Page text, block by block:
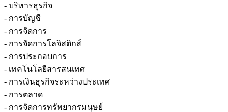
- บริหารธุรกิจ
- การบัญชี
- การจัดการ
- การจัดการโลจิสติกส์
- การประกอบการ
- เทคโนโลยีสารสนเทศ
- การเงินธุรกิจระหว่างประเทศ
- การตลาด
- การจัดการทรัพยากรมนุษย์